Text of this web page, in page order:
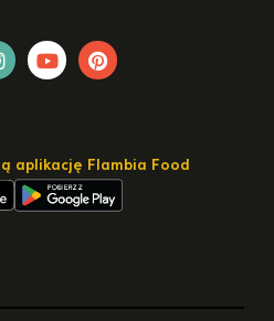
aplikację Flambia Food